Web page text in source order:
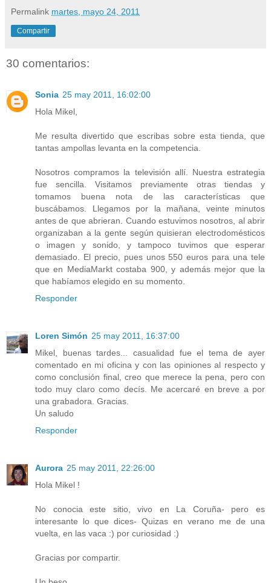
Permalink martes, mayo 24, 2011
Compartir
30 comentarios:
Sonia 25 may 2011, 16:02:00
Hola Mikel,
Me resulta divertido que escribas sobre esta tienda, que
tantas ampollas levanta en la competencia.
Nosotros compramos la televisión allí. Nuestra estrategia
fue sencilla. Visitamos previamente otras tiendas y
tomamos buena nota de las características que
buscábamos. Llegamos por la mañana, veinte minutos
antes de que abrieran. Cuando estuvimos nosotros, al abrir
organizaban a la gente según quisieran electrodomésticos
o imagen y sonido, y tampoco tuvimos que esperar
demasiado. El precio, pues unos 550 euros para una tele
que en MediaMarkt costaba 900, y además mejor que la
que habíamos elegido en su momento.
Responder
Loren Simón 25 may 2011, 16:37:00
Mikel, buenas tardes... casualidad fue el tema de ayer
comentado en mi oficina y con las opiniones al respecto y
como conclusión final, creo que merece la pena, pero con
todo muy claro como decís. Me acercaré en breve a por
una grabadora. Gracias.
Un saludo
Responder
Aurora 25 may 2011, 22:26:00
Hola Mikel !
No conocia este sitio, vivo en La Coruña- pero es
interesante lo que dices- Quizas en verano me de una
vuelta, en las vaca :) por curiosidad :)
Gracias por compartir.